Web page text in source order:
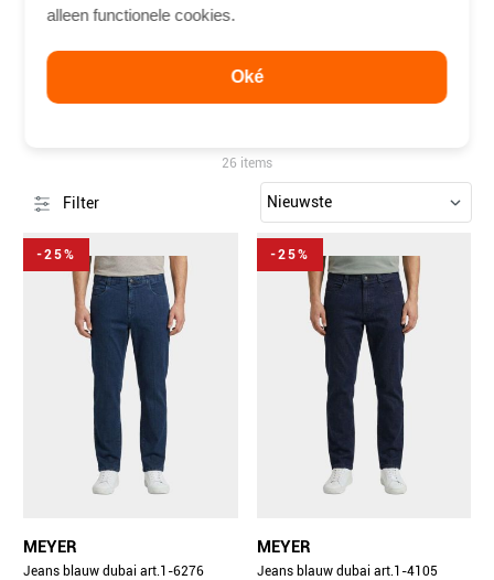
alleen functionele cookies.
Oké
Filter
26 items
-25%
MEYER
Jeans blauw dubai art.1-6276
-25%
MEYER
Jeans blauw dubai art.1-4105